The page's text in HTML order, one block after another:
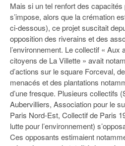
Mais si un tel renfort des
s’impose, alors que la crémation
ci-dessous), ce projet suscitait
opposition des riverains et des
l’environnement. Le collectif « Aux
citoyens de La Villette » avait
d’actions sur le square Forceval,
menacés et des plantations
d’une fresque. Plusieurs collectifs
Aubervilliers, Association pour le
Paris Nord-Est, Collectif de Paris
lutte pour l’environnement)
Ces opposants estimaient